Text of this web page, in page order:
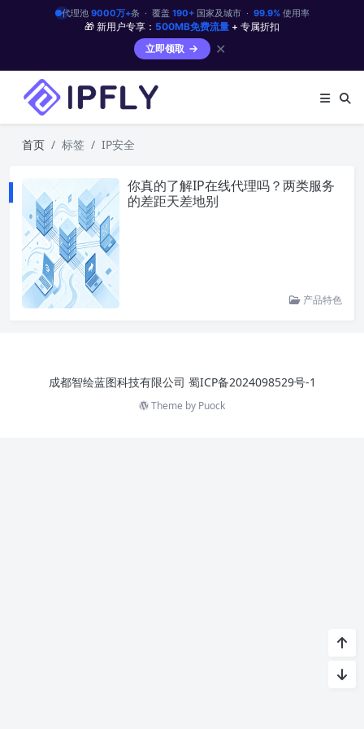
代理池 9000万+条 · 覆盖 190+国家及城市 · 99.9%使用率
🎁 新用户专享： 500MB免费流量 + 专属折扣
立即领取
✕
首页 标签 IP安全
你真的了解IP在线代理吗？两类服务
的差距天差地别
产品特色
成都智绘蓝图科技有限公司 蜀ICP备2024098529号-1
Theme by Puock